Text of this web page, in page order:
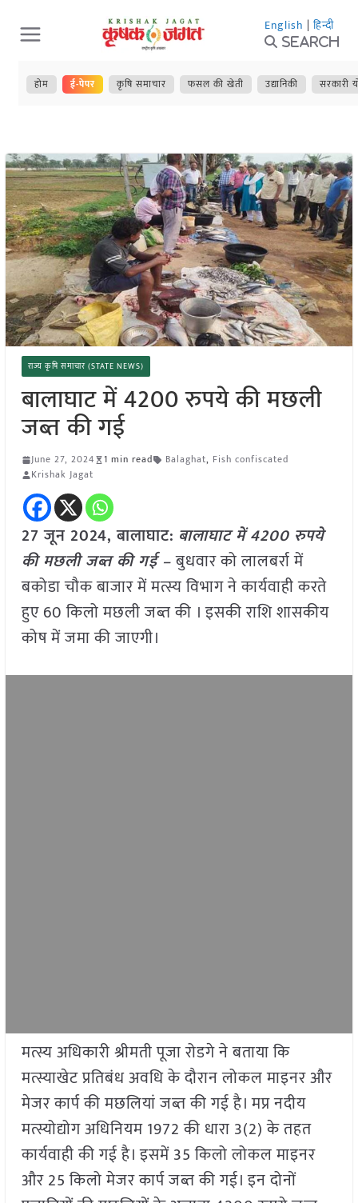
Skip
to
content
English | हिन्दी
Search
होम ई-पेपर कृषि समाचार फसल की खेती उद्यानिकी सरकारी
राज्य कृषि समाचार (STATE NEWS)
बालाघाट में 4200 रुपये की मछली
जब्त की गई
June 27, 2024 1 min read Balaghat, Fish confiscated
Krishak Jagat
27 जून 2024, बालाघाट: बालाघाट में 4200 रुपये
की मछली जब्त की गई –बुधवार को लालबर्रा में
बकोडा चौक बाजार में मत्स्य विभाग ने कार्यवाही करते
हुए 60 किलो मछली जब्त की । इसकी राशि शासकीय
कोष में जमा की जाएगी।
मत्स्य अधिकारी श्रीमती पूजा रोडगे ने बताया कि
मत्स्याखेट प्रतिबंध अवधि के दौरान लोकल माइनर और
मेजर कार्प की मछलियां जब्त की गई है। मप्र नदीय
मत्स्योद्योग अधिनियम 1972 की धारा 3(2) के तहत
कार्यवाही की गई है। इसमें 35 किलो लोकल माइनर
और 25 किलो मेजर कार्प जब्त की गई। इन दोनों